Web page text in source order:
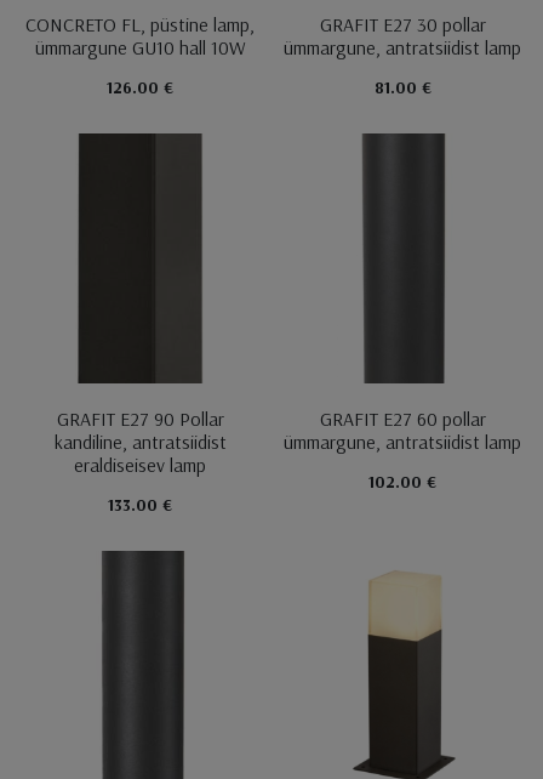
CONCRETO FL, püstine lamp,
ümmargune GU10 hall 10W
126.00 €
GRAFIT E27 30 pollar
ümmargune, antratsiidist lamp
81.00 €
GRAFIT E27 90 Pollar
kandiline, antratsiidist
eraldiseisev lamp
133.00 €
GRAFIT E27 60 pollar
ümmargune, antratsiidist lamp
102.00 €